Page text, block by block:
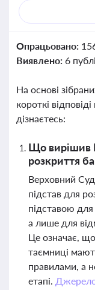
Опрацьовано:
Виявлено: 6
На основі
короткі
дізнаєтесь:
Що вирішив
розкриття
Верховний
підстав для
підставою
а лише для
Це означає, що
таємниці
правилами, а
етапі.